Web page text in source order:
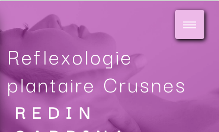
Reflexologie
plantaire Crusnes
REDIN